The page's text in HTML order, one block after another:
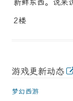
新鲜东西。说来
2楼
游戏更新动态
梦幻西游